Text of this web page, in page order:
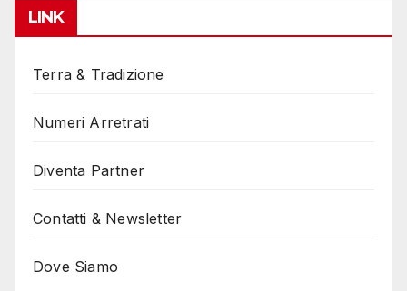
LINK
Terra & Tradizione
Numeri Arretrati
Diventa Partner
Contatti & Newsletter
Dove Siamo